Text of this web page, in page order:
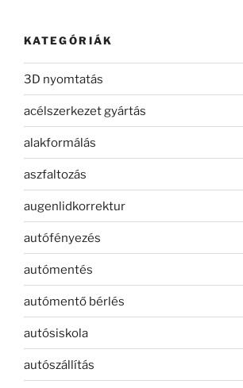
KATEGÓRIÁK
3D nyomtatás
acélszerkezet gyártás
alakformálás
aszfaltozás
augenlidkorrektur
autófényezés
autómentés
autómentő bérlés
autósiskola
autószállítás